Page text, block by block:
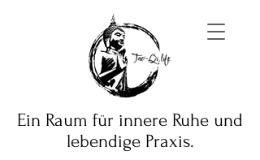
Ein Raum für innere Ruhe und
lebendige Praxis.